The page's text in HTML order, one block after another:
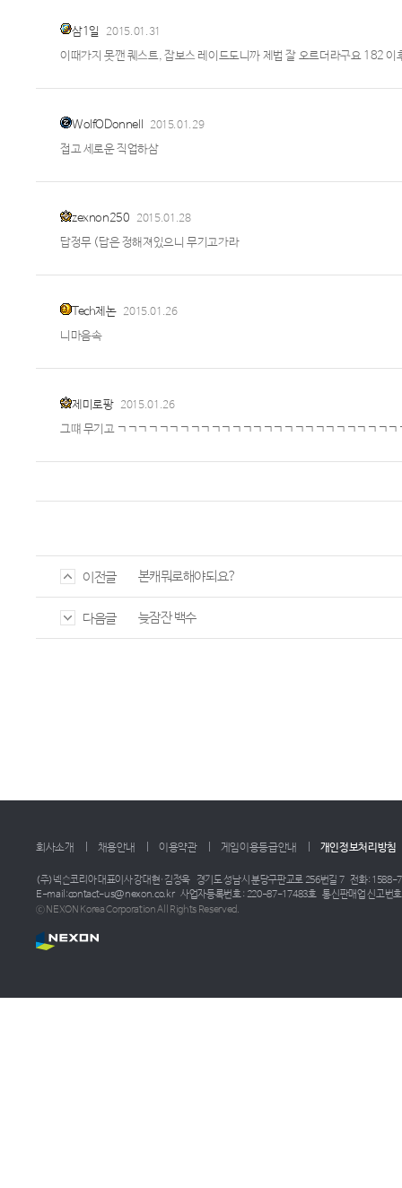
삼1일 2015.01.31
이때가지 못깬 퀘스트, 잡보스 레이드도니까 제법 잘 오르더라구요 182
WolfODonnell 2015.01.29
접고 세로운 직업하삼
zexnon250 2015.01.28
답정무 (답은 정해져있으니 무기고가라
Tech제논 2015.01.26
니마음속
제미로팡 2015.01.26
그떄 무기고 ㄱㄱㄱㄱㄱㄱㄱㄱㄱㄱㄱㄱㄱㄱㄱㄱㄱㄱㄱㄱㄱㄱㄱㄱㄱㄱ
이전글 본캐뭐로해야되요?
다음글 늦잠잔 백수
회사소개 채용안내 이용약관 게임이용등급안내 개인정보처리방침
(주)넥슨코리아 대표이사 강대현·김정욱 경기도 성남시 분당구판교로 256번길 7 전화: 1588-
E-mail:contact-us@nexon.co.kr 사업자등록번호 : 220-87-17483호 통신판매업 신고번
ⓒ NEXON Korea Corporation All Rights Reserved.